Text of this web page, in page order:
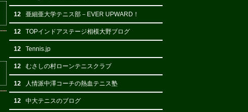
12 亜細亜大学テニス部－EVER UPWARD！
12 TOPインドアステージ相模大野ブログ
12 Tennis.jp
12 むさしの村ローンテニスクラブ
12 人情派中澤コーチの熱血テニス塾
12 中大テニスのブログ